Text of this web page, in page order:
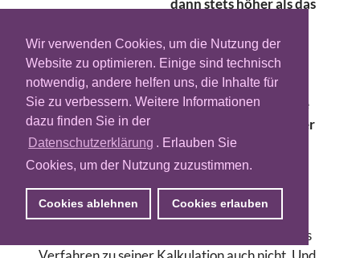
Wir verwenden Cookies, um die Nutzung der
Website zu optimieren. Einige sind technisch
notwendig, andere helfen uns, die Inhalte für
Sie zu verbessern. Weitere Informationen
dazu finden Sie in der
Datenschutzerklärung . Erlauben Sie
Cookies, um der Nutzung zuzustimmen.
Cookies ablehnen Cookies erlauben
dann stets höher als das
auch in der Werbung ist er anzutreffen. Als
Anzeigen-Äquivalent beschreibt der
Mediawert den Geldbetrag, der hätte
investiert werden müssen, um eine erreichte
Aufmerksamkeit ausschließlich mit bezahlter
Werbung zu erzielen.
In der Regel werden die puren Kontakte
zugrunde gelegt, so kann der Mediawert in
einem Geldbetrag ausgedrückt werden. Eine
konkrete Definition gibt es nicht, ein objektives